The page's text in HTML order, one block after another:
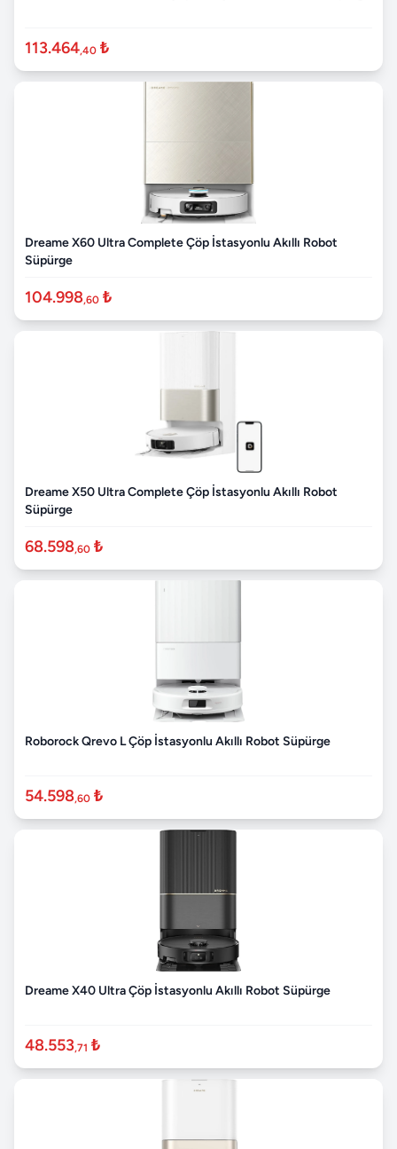
113.464,40 ₺
Dreame X60 Ultra Complete Çöp İstasyonlu Akıllı Robot
Süpürge
104.998,60 ₺
Dreame X50 Ultra Complete Çöp İstasyonlu Akıllı Robot
Süpürge
68.598,60 ₺
Roborock Qrevo L Çöp İstasyonlu Akıllı Robot Süpürge
54.598,60 ₺
Dreame X40 Ultra Çöp İstasyonlu Akıllı Robot Süpürge
48.553,71 ₺